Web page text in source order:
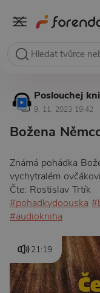
Poslouchej
9. 11. 2023 19:42
Božena
Známá pohádka
vychytralém
Čte: Rostislav Trtík
#pohadkydoouska
#audiokniha
21:19